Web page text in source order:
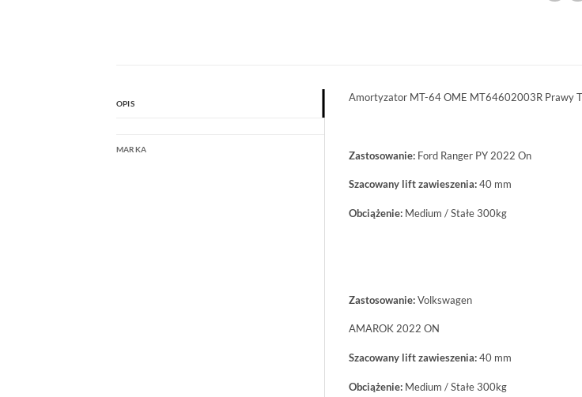
OPIS
MARKA
Amortyzator MT-64 OME MT64602003R Prawy
Zastosowanie:Ford Ranger PY 2022 On
Szacowany lift zawieszenia:40 mm
Obciążenie: Medium / Stałe 300kg
Zastosowanie:Volkswagen
AMAROK 2022 ON
Szacowany lift zawieszenia:40 mm
Obciążenie: Medium / Stałe 300kg